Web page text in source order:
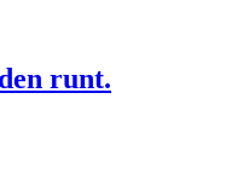
runt.